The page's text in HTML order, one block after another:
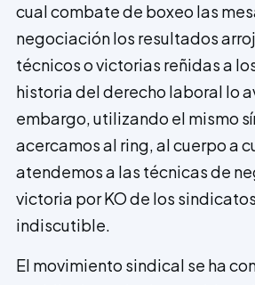
cual combate de boxeo las
negociación los resultados
técnicos o victorias reñidas a
historia del derecho laboral lo
embargo, utilizando el mismo
acercamos al ring, al cuerpo a
atendemos a las técnicas de
victoria por KO de los
indiscutible.
El movimiento sindical se ha